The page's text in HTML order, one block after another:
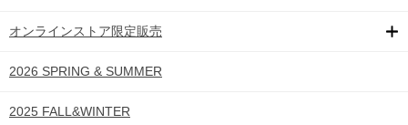
オンラインストア限定販売
2026 SPRING & SUMMER
2025 FALL&WINTER